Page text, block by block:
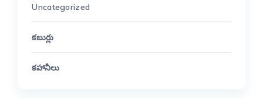
Uncategorized
కబుర్లు
కహానీలు